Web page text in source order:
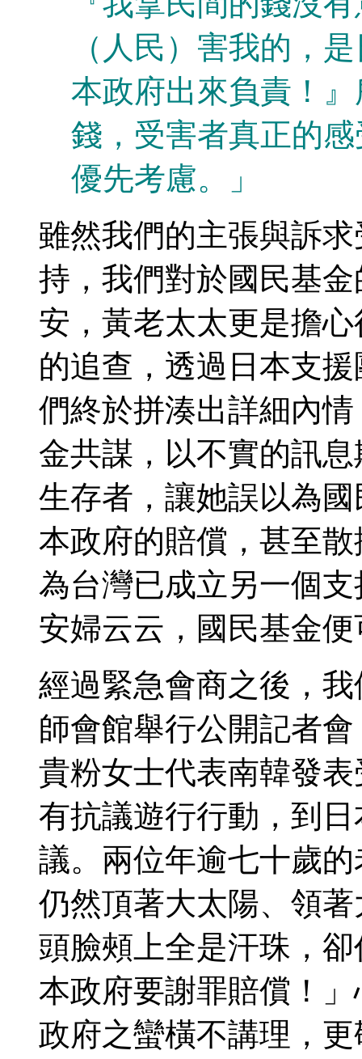
（人民）害我的，
本政府出來負責！
錢，受害者真正的
優先考慮。」
雖然我們的主張與訴
持，我們對於國民基
安，黃老太太更是擔
的追查，透過日本支
們終於拼湊出詳細內
金共謀，以不實的訊
生存者，讓她誤以為
本政府的賠償，甚至
為台灣已成立另一個
安婦云云，國民基金
經過緊急會商之後，
師會館舉行公開記者
貴粉女士代表南韓發
有抗議遊行行動，到
議。兩位年逾七十歲
仍然頂著大太陽、領
頭臉頰上全是汗珠，
本政府要謝罪賠償！
政府之蠻橫不講理，